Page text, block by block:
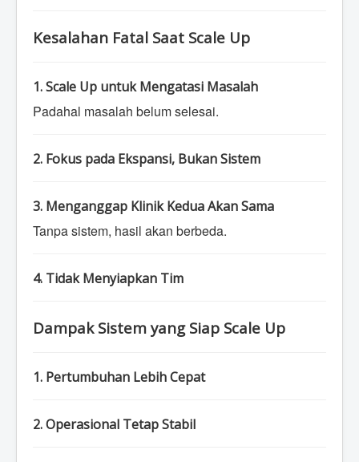
Kesalahan Fatal Saat Scale Up
1. Scale Up untuk Mengatasi Masalah
Padahal masalah belum selesai.
2. Fokus pada Ekspansi, Bukan Sistem
3. Menganggap Klinik Kedua Akan Sama
Tanpa sistem, hasil akan berbeda.
4. Tidak Menyiapkan Tim
Dampak Sistem yang Siap Scale Up
1. Pertumbuhan Lebih Cepat
2. Operasional Tetap Stabil